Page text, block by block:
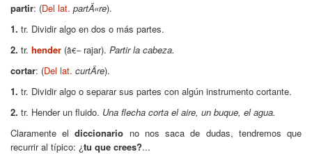
partir: (Del lat. partÄ«re).
1. tr. Dividir algo en dos o más partes.
2. tr. hender (â€– rajar). Partir la cabeza.
cortar: (Del lat. curtÄre).
1. tr. Dividir algo o separar sus partes con algún instrumento cortante.
2. tr. Hender un fluido. Una flecha corta el aire, un buque, el agua.
Claramente eldiccionario no nos saca de dudas, tendremos que
recurrir al típico: ¿tu que crees?...